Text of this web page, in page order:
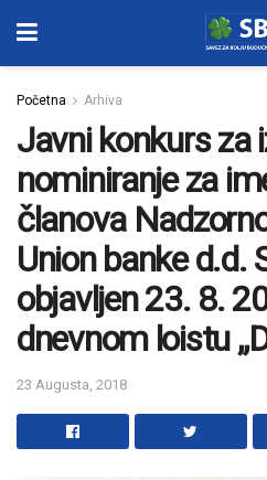
Početna Arhiva
Javni konkurs za
nominiranje za
članova
Union banke d.d.
objavljen 23. 8.
dnevnom loistu
23 Augusta, 2018